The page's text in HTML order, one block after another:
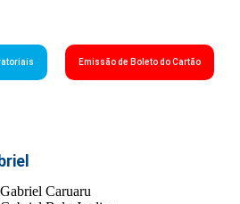
Emissão de Boleto do Cartão
Caruaru